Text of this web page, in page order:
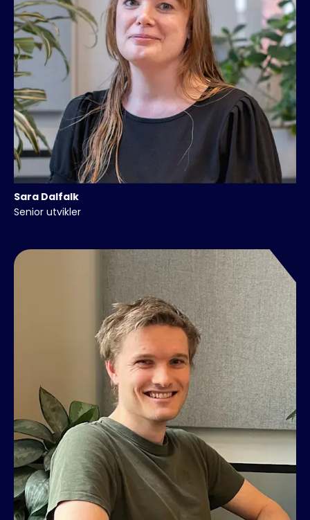
Sara Dalfalk
Senior utvikler